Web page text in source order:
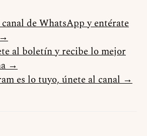
de WhatsApp y entérate
al boletín y recibe lo mejor
→
es lo tuyo, únete al canal →